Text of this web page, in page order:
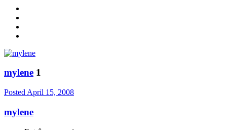
mylene 1
Posted April 15, 2008
mylene